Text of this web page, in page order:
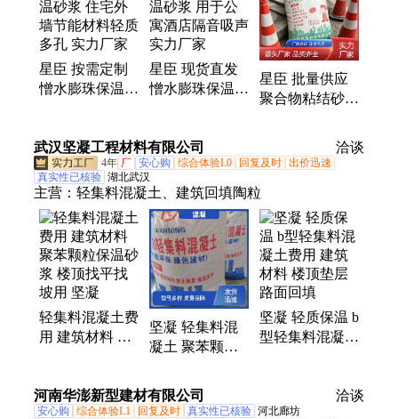
水膨珠保温砂浆、粘接砂浆、聚合物抗裂砂浆、园艺
珍珠岩、轻质石膏专用玻化微珠、闭孔玻化微珠、外
墙专用灰腻子、B型轻集料混凝土、A型轻集料混凝
土、LC5.0轻集料混凝
星臣 按需定制
憎水膨珠保温砂
实力厂家
星臣 现货直发
憎水膨珠保温砂
力厂家
星臣 批量供应
聚合物粘结砂浆
紫外线 免费寄
样
武汉坚凝工程材料有限公司 洽谈
4年 厂 安心购 综合体验L0 回复及时 出价迅速
真实性已核验 湖北武汉
主营： 轻集料混凝土、建筑回填陶粒
轻集料混凝土费
用 建筑材料 聚
坚凝
坚凝 轻集料混
凝土 聚苯颗粒
材料
坚凝 轻质保温 b
型轻集料混凝土
河南华澎新型建材有限公司 洽谈
安心购 综合体验L1 回复及时 真实性已核验 河北廊坊